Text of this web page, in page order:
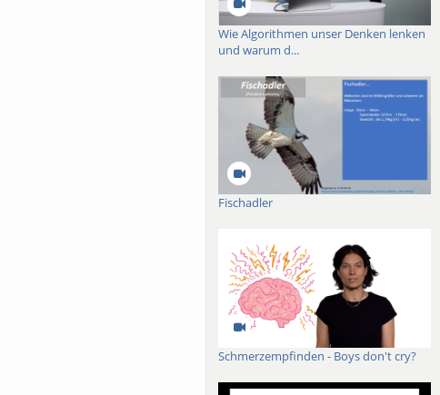
Wie Algorithmen unser Denken lenken
und warum d...
Fischadler
Schmerzempfinden - Boys don't cry?